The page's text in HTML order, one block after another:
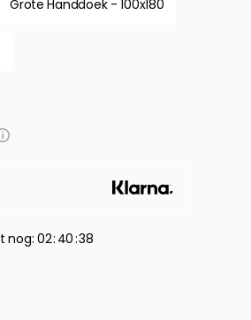
Grote Handdoek - 100x180
nog:02 40 37